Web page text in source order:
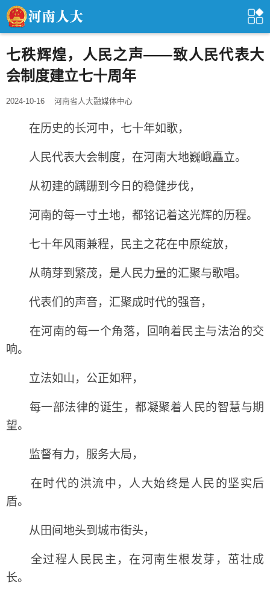
七秩辉煌，人民之声——致人民代表大
会制度建立七十周年
2024-10-16 河南省人大融媒体中心
在历史的长河中，七十年如歌，
人民代表大会制度，在河南大地巍峨矗立。
从初建的蹒跚到今日的稳健步伐，
河南的每一寸土地，都铭记着这光辉的历程。
七十年风雨兼程，民主之花在中原绽放，
从萌芽到繁茂，是人民力量的汇聚与歌唱。
代表们的声音，汇聚成时代的强音，
在河南的每一个角落，回响着民主与法治的交
响。
立法如山，公正如秤，
每一部法律的诞生，都凝聚着人民的智慧与期
望。
监督有力，服务大局，
在时代的洪流中，人大始终是人民的坚实后
盾。
从田间地头到城市街头，
全过程人民民主，在河南生根发芽，茁壮成
长。